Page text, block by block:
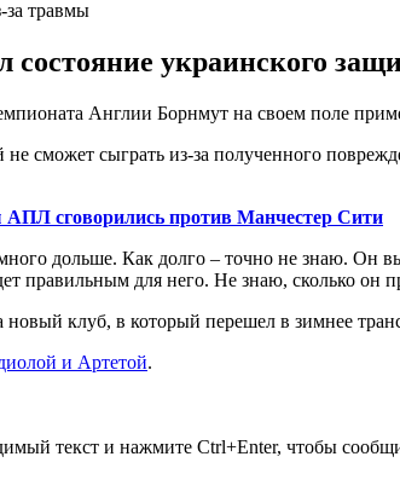
украинского
Англии Борнмут на своем поле
сможет сыграть из-за полученного
АПЛ сговорились против Манчестер Сити
дольше. Как долго – точно не знаю. Он
правильным для него. Не знаю, сколько он
клуб, в который перешел в зимнее
и Артетой.
текст и нажмите Ctrl+Enter, чтобы